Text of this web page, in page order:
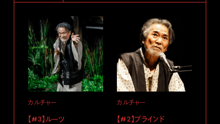
カルチャー
【#3】ルーツ
カルチャー
【#2】ブラインド